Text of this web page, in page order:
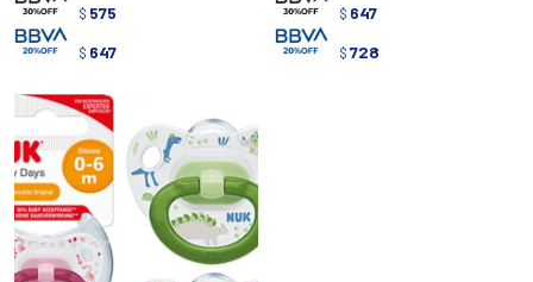
$ 575
$ 647
$ 647
$ 728